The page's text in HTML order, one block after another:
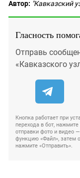
Автор: "Кавказский
Гласность
Отправь
«Кавказского
Кнопка работает при
перехода в бот,
отправки фото и видео
функцию «Файл», затем
нажмите «Отправить».